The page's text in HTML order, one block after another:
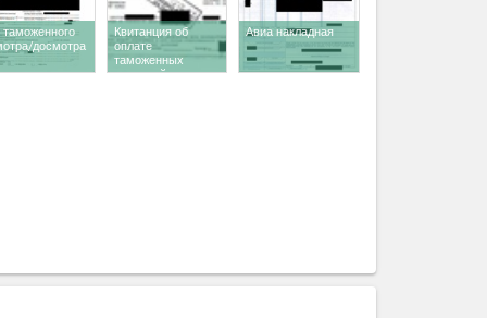
таможенного
досмотра
Квитанция об
оплате
таможенных
платежей
Авиа накладная